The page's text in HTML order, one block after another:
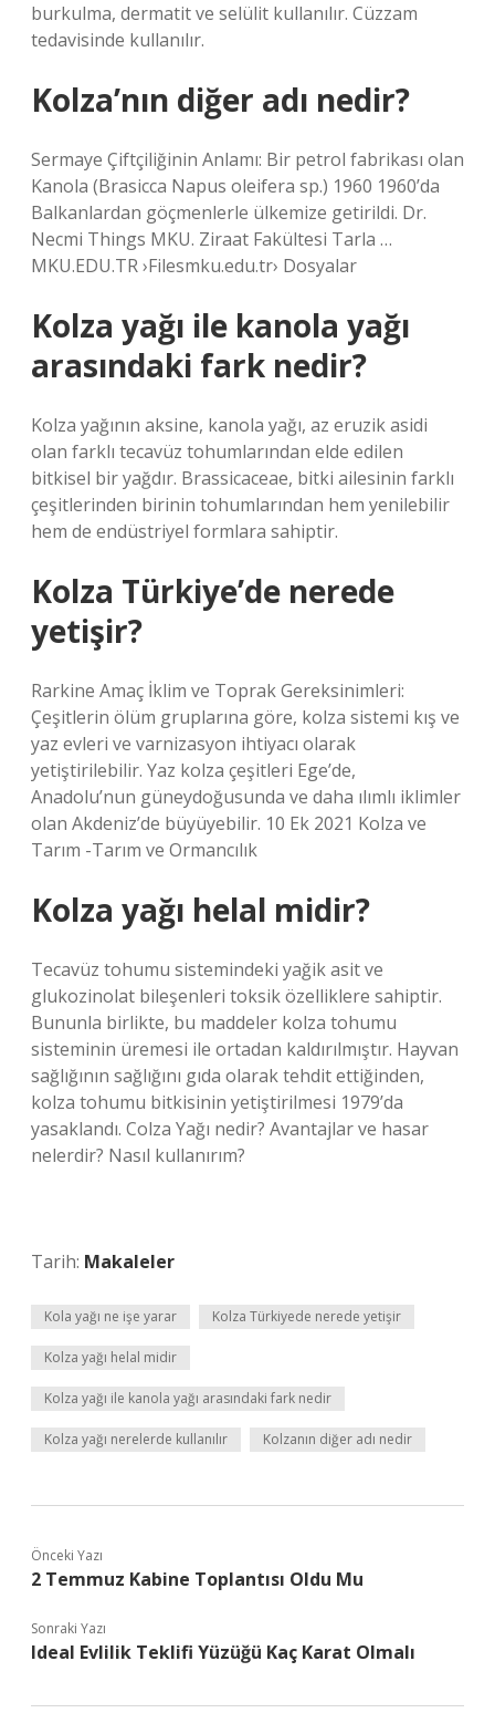
burkulma, dermatit ve selülit kullanılır. Cüzzam
tedavisinde kullanılır.
Kolza’nın diğer adı nedir?
Sermaye Çiftçiliğinin Anlamı: Bir petrol fabrikası olan
Kanola (Brasicca Napus oleifera sp.) 1960 1960’da
Balkanlardan göçmenlerle ülkemize getirildi. Dr.
Necmi Things MKU. Ziraat Fakültesi Tarla …
MKU.EDU.TR ›Filesmku.edu.tr› Dosyalar
Kolza yağı ile kanola yağı
arasındaki fark nedir?
Kolza yağının aksine, kanola yağı, az eruzik asidi
olan farklı tecavüz tohumlarından elde edilen
bitkisel bir yağdır. Brassicaceae, bitki ailesinin farklı
çeşitlerinden birinin tohumlarından hem yenilebilir
hem de endüstriyel formlara sahiptir.
Kolza Türkiye’de nerede
yetişir?
Rarkine Amaç İklim ve Toprak Gereksinimleri:
Çeşitlerin ölüm gruplarına göre, kolza sistemi kış ve
yaz evleri ve varnizasyon ihtiyacı olarak
yetiştirilebilir. Yaz kolza çeşitleri Ege’de,
Anadolu’nun güneydoğusunda ve daha ılımlı iklimler
olan Akdeniz’de büyüyebilir. 10 Ek 2021 Kolza ve
Tarım -Tarım ve Ormancılık
Kolza yağı helal midir?
Tecavüz tohumu sistemindeki yağik asit ve
glukozinolat bileşenleri toksik özelliklere sahiptir.
Bununla birlikte, bu maddeler kolza tohumu
sisteminin üremesi ile ortadan kaldırılmıştır. Hayvan
sağlığının sağlığını gıda olarak tehdit ettiğinden,
kolza tohumu bitkisinin yetiştirilmesi 1979’da
yasaklandı. Colza Yağı nedir? Avantajlar ve hasar
nelerdir? Nasıl kullanırım?
Tarih: Makaleler
Kola yağı ne işe yarar Kolza Türkiyede nerede yetişir
Kolza yağı helal midir
Kolza yağı ile kanola yağı arasındaki fark nedir
Kolza yağı nerelerde kullanılır Kolzanın diğer adı nedir
Önceki Yazı
2 Temmuz Kabine Toplantısı Oldu Mu
Sonraki Yazı
Ideal Evlilik Teklifi Yüzüğü Kaç Karat Olmalı